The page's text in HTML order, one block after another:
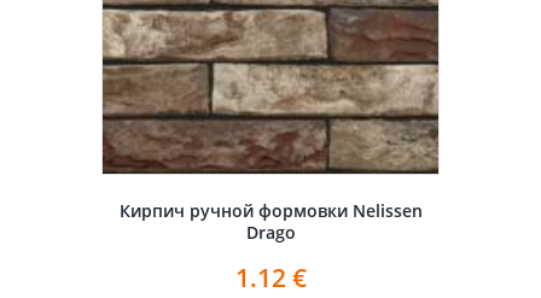
Кирпич ручной формовки Nelissen
Drago
1.12 €